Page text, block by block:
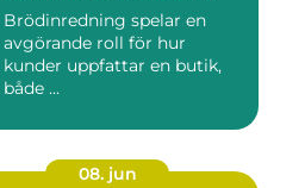
Brödinredning spelar en
avgörande roll för hur
kunder uppfattar en butik,
både ...
08. jun